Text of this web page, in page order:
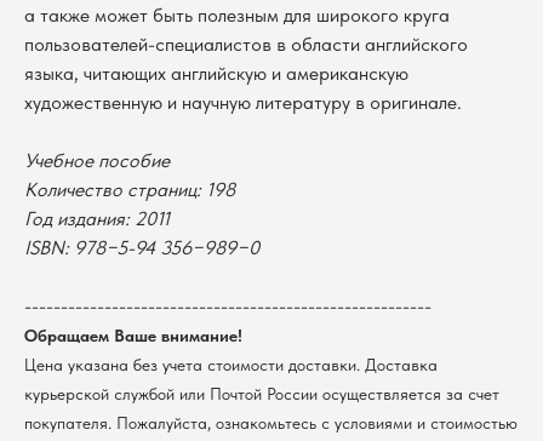
а также может быть полезным для широкого круга
пользователей-специалистов в области английского
языка, читающих английскую и американскую
художественную и научную литературу в оригинале.
Учебное пособие
Количество страниц: 198
Год издания: 2011
ISBN: 978−5-94 356−989−0
--------------------------------------------------------
Обращаем Ваше внимание!
Цена указана без учета стоимости доставки. Доставка
курьерской службой или Почтой России осуществляется за счет
покупателя. Пожалуйста, ознакомьтесь с условиями и стоимостью
В каталог
Возврат
@2026 Новосибирский государственный университет.
Все права защищены
Политика обработки персональных данных
Новосибирский государственный
университет
г. Новосибирск, ул. Пирогова, 3
КПП 540801001